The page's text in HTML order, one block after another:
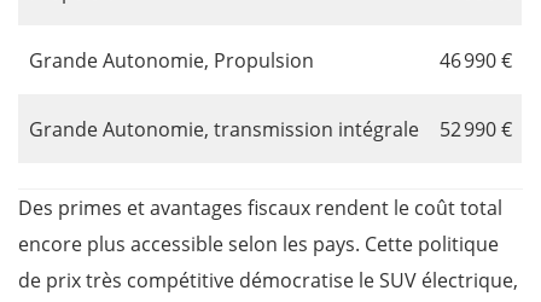
Grande Autonomie, Propulsion 46 990 €
Grande Autonomie, transmission intégrale 52 990 €
Des primes et avantages fiscaux rendent le coût total
encore plus accessible selon les pays. Cette politique
de prix très compétitive démocratise le SUV électrique,